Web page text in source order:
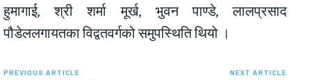
हुमागाई, श्री शर्मा मूर्ख, भुवन पाण्डे, लालप्रसाद
पौडेललगायतका विद्वतवर्गको समुपस्थिति थियो ।
PREVIOUS ARTICLE NEXT ARTICLE